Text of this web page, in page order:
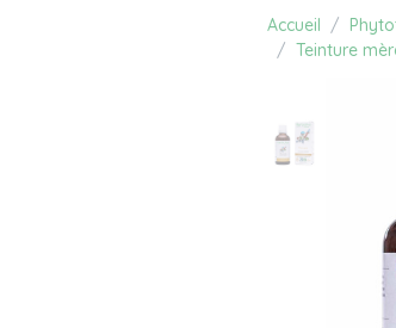
Accueil
Teinture